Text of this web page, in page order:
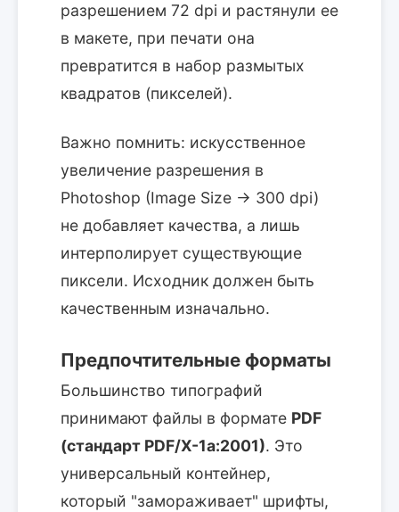
разрешением 72 dpi и растянули ее
в макете, при печати она
превратится в набор размытых
квадратов (пикселей).
Важно помнить: искусственное
увеличение разрешения в
Photoshop (Image Size -> 300 dpi)
не добавляет качества, а лишь
интерполирует существующие
пиксели. Исходник должен быть
качественным изначально.
Предпочтительные форматы
Большинство типографий
принимают файлы в формате PDF
(стандарт PDF/X-1a:2001). Это
универсальный контейнер,
который "замораживает" шрифты,